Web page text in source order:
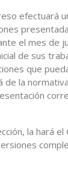
efectuará
el mes de
de sus
que
de la
la hará el